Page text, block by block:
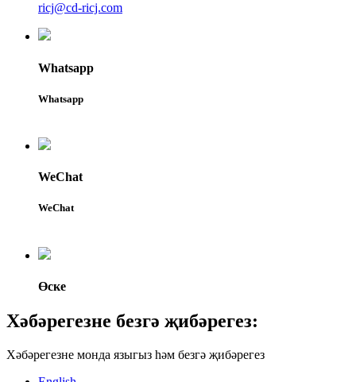
ricj@cd-ricj.com
Whatsapp
Whatsapp
WeChat
WeChat
Өске
Хәбәрегезне безгә җибәрегез:
Хәбәрегезне монда языгыз һәм безгә җибәрегез